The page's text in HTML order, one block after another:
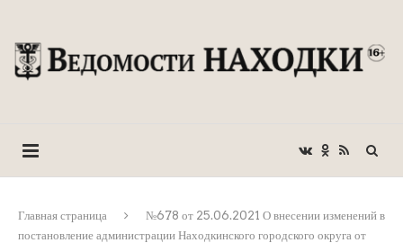
Главная страница
№678 от 25.06.2021 О внесении изменений в
постановление администрации Находкинского городского округа от